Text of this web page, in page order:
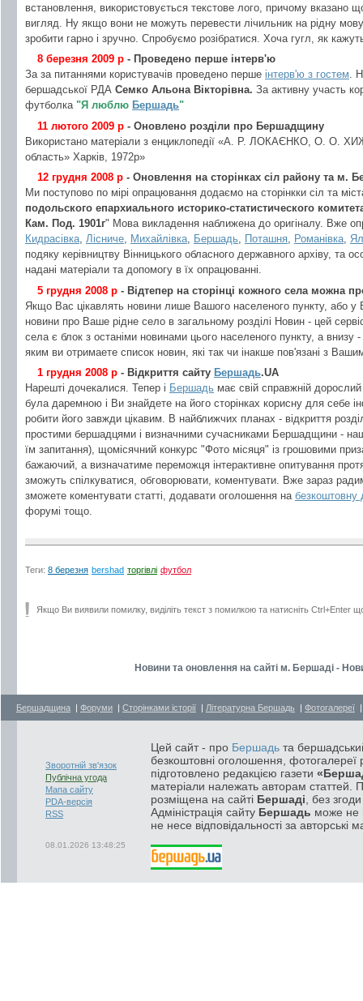
встановлення, використовується текстове лого, причому вказано
вигляд. Ну якщо вони не можуть перевести лічильник на рідну
зробити гарно і зручно. Спробуємо розібратися. Хоча гугл, як
8 березня 2009 р - Проведено перше інтерв'ю
За за питаннями користувачів проведено перше інтерв'ю з гостем.
бершадської РДА Семко Альона Вікторівна. За активну участь
футболка "Я люблю Бершадь"
11 лютого 2009 р - Оновлено розділи про Бершадщину
Використано матеріали з енциклопедії «А. Р. ЛОКАЄНКО, О. О.
область» Харків, 1972р»
12 грудня 2008 р - Оновлення на сторінках сіл району та м.
Ми поступово по мірі опрацювання додаємо на сторінкки сіл та
подольского епархиального историко-статистического
Кам. Под. 1901г" Мова викладення наближена до оригіналу. Вже
Кидрасівка, Лісниче, Михайлівка, Бершадь, Поташня, Романівка,
подяку керівництву Вінницького обласного державного архіву, та
надані матеріали та допомогу в їх опрацюванні.
5 грудня 2008 р - Відтепер на сторінці кожного села можна
Якщо Вас цікавлять новини лише Вашого населеного пункту, або
новини про Ваше рідне село в загальному розділі Новин - цей
села є блок з останіми новинами цього населеного пункту, а
яким ви отримаете список новин, які так чи інакше пов'язані з
1 грудня 2008 р - Відкриття сайту Бершадь.UA
Нарешті дочекалися. Тепер і Бершадь має свій справжній
була даремною і Ви знайдете на його сторінках корисну для себе
робити його завжди цікавим. В найближчих планах - відкриття
простими бершадцями і визначними сучасниками Бершадщини -
їм запитання), щомісячний конкурс "Фото місяця" із грошовими
бажаючий, а визначатиме переможця інтерактивне опитування
зможуть спілкуватися, обговорювати, коментувати. Вже зараз
зможете коментувати статті, додавати оголошення на безкоштовну
форумі тощо.
Теги: 8 березня bershad торгівлі футбол
Якщо Ви виявили помилку, виділіть текст з помилкою та натисніть Ctrl+Enter
Новини та оновлення на сайті м. Бершаді -
Бершадщина | Форуми | Сторінками історії | Літературна Бершадь | Фотогалереї
Зворотній зв'язок
Публічна угода
Мапа сайту
PDA-версія
RSS
08.01.2026 13:48:25
Цей сайт - про Бершадь та
безкоштовні оголошення, фотогалереї
підготовлено редакцією газети
матеріали належать авторам статтей.
розміщена на сайті Бершаді , без
Адміністрація сайту Бершадь може не
не несе відповідальності за авторські